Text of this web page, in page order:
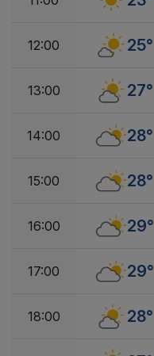
12:00 25°
13:00 27°
14:00 28°
15:00 28°
16:00 29°
17:00 29°
18:00 28°